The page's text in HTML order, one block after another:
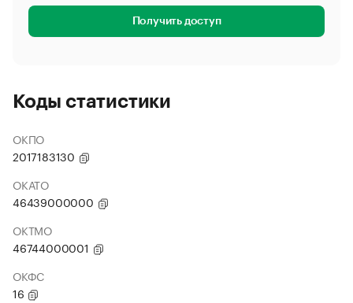
Получить доступ
Коды статистики
ОКПО
2017183130
ОКАТО
46439000000
ОКТМО
46744000001
ОКФС
16